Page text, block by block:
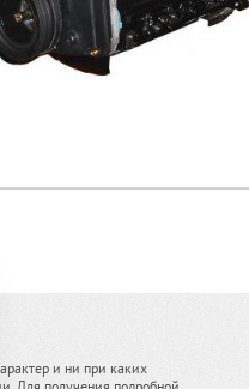
и ни при каких